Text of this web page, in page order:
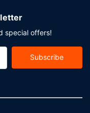
special offers!
Subscribe